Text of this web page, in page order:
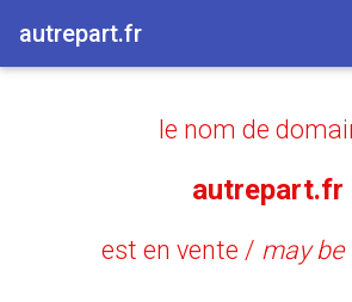
autrepart.fr
le nom de
autrepart.fr
est en vente / may be